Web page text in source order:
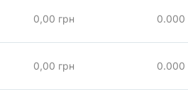
0,00 грн 0.000
0,00 грн 0.000